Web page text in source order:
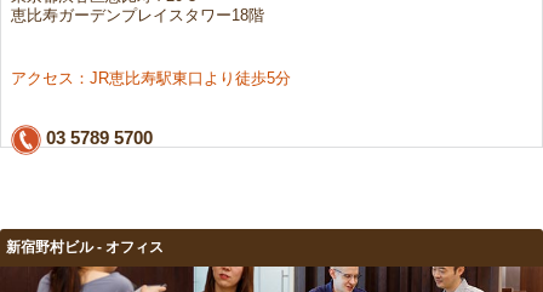
恵比寿ガーデンプレイスタワー18階
アクセス：JR恵比寿駅東口より徒歩5分
03 5789 5700
新宿野村ビル - オフィス